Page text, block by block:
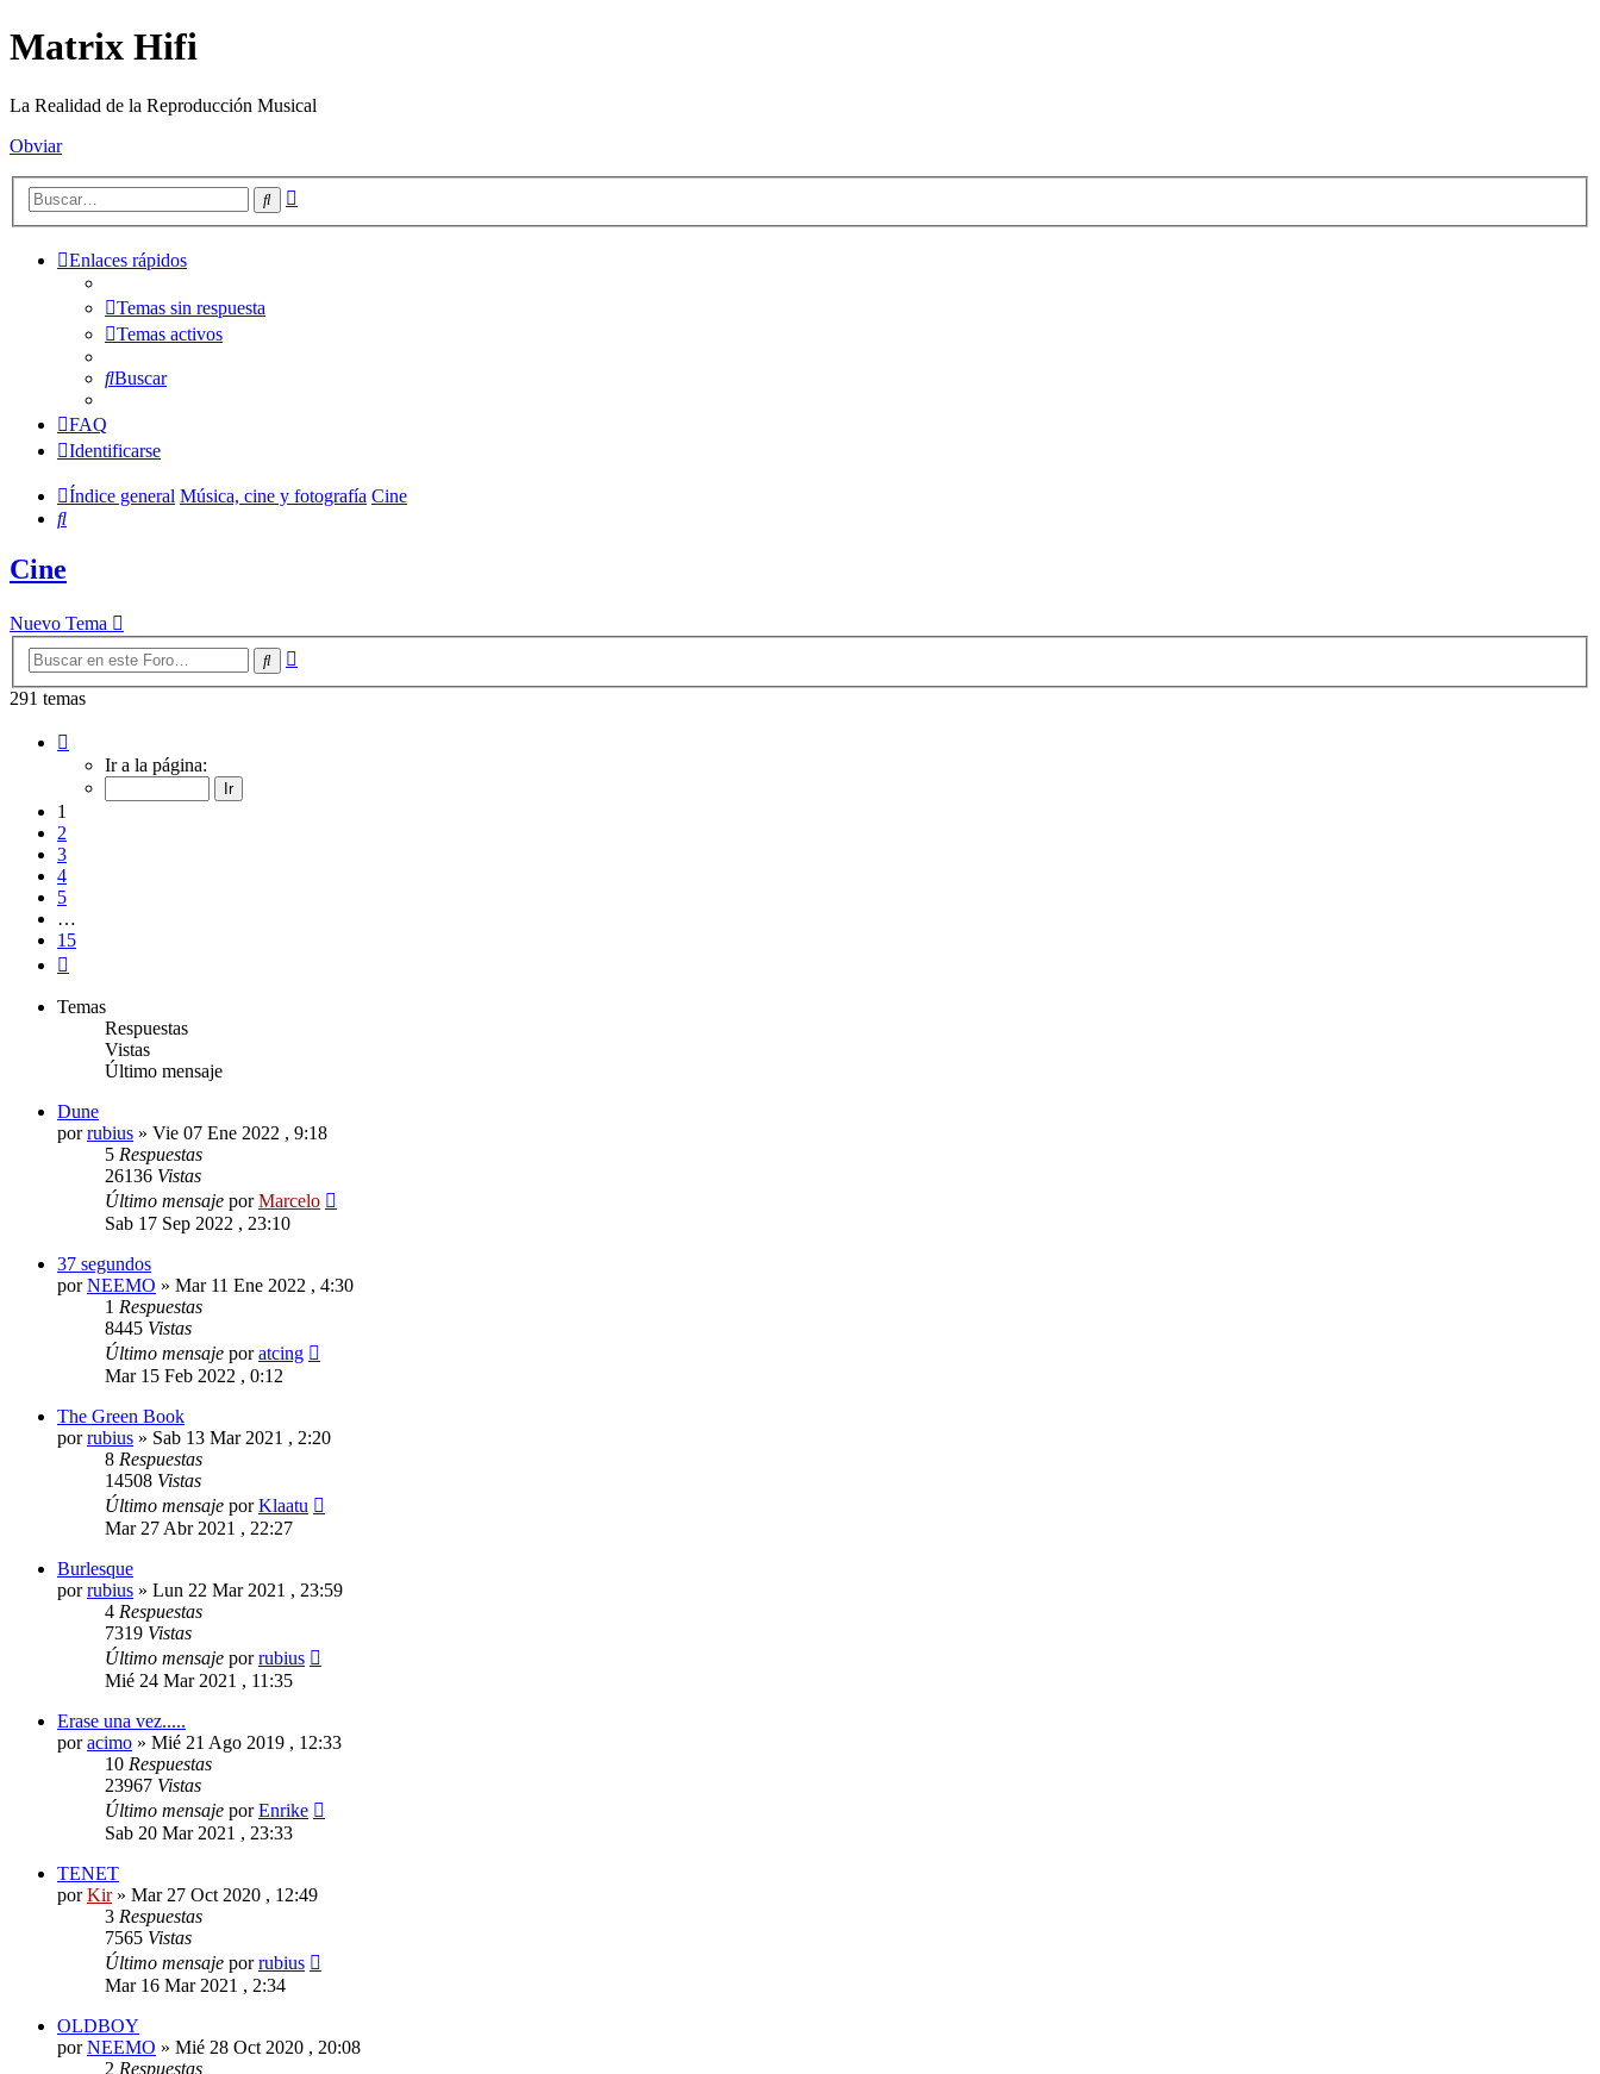
Matrix Hifi
La Realidad de la Reproducción Musical
Obviar
Buscar
Enlaces rápidos
Temas sin respuesta
Temas activos
Buscar
FAQ
Identificarse
Índice general Música, cine y fotografía Cine
Buscar
Cine
Nuevo Tema
Buscar
291 temas
Ir a la página:
1
2
3
4
5
…
15
Temas
Respuestas
Vistas
Último mensaje
Dune
porrubius » Vie 07 Ene 2022 , 9:18
5 Respuestas
26136 Vistas
Último mensaje porMarcelo
Sab 17 Sep 2022 , 23:10
37 segundos
porNEEMO » Mar 11 Ene 2022 , 4:30
1 Respuestas
8445 Vistas
Último mensaje poratcing
Mar 15 Feb 2022 , 0:12
The Green Book
porrubius » Sab 13 Mar 2021 , 2:20
8 Respuestas
14508 Vistas
Último mensaje porKlaatu
Mar 27 Abr 2021 , 22:27
Burlesque
porrubius » Lun 22 Mar 2021 , 23:59
4 Respuestas
7319 Vistas
Último mensaje porrubius
Mié 24 Mar 2021 , 11:35
Erase una vez.....
poracimo » Mié 21 Ago 2019 , 12:33
10 Respuestas
23967 Vistas
Último mensaje porEnrike
Sab 20 Mar 2021 , 23:33
TENET
porKir» Mar 27 Oct 2020 , 12:49
3 Respuestas
7565 Vistas
Último mensaje porrubius
Mar 16 Mar 2021 , 2:34
OLDBOY
porNEEMO » Mié 28 Oct 2020 , 20:08
2 Respuestas